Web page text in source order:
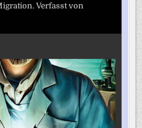
Verfasst von